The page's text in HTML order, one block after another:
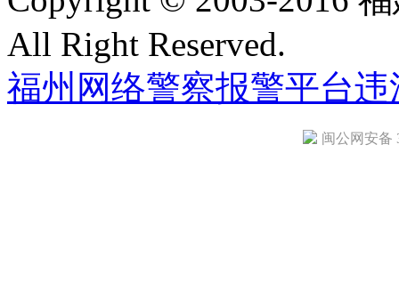
All Right Reserved.
福州网络警察报警平台违
闽公网安备